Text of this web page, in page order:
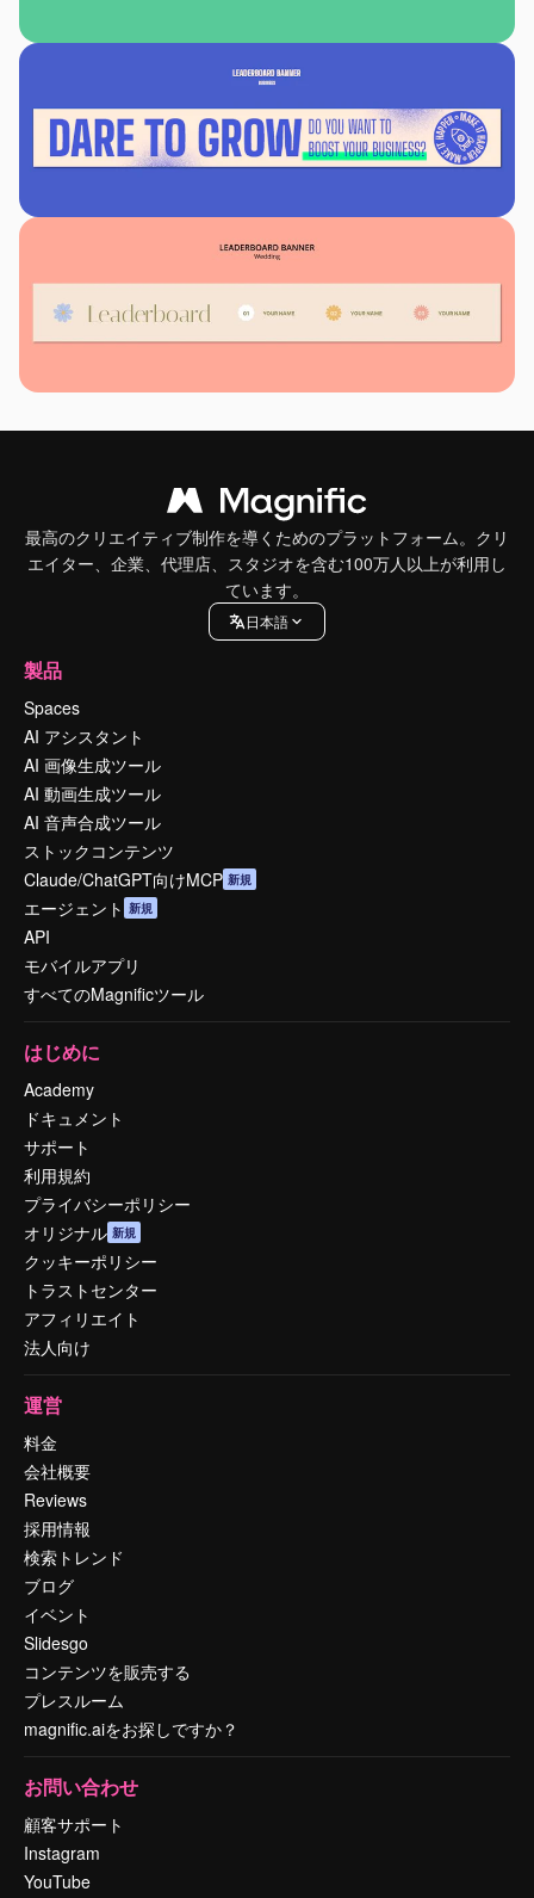
最高のクリエイティブ制作を導くためのプラットフォーム。クリ
エイター、企業、代理店、スタジオを含む100万人以上が利用し
ています。
日本語
製品
Spaces
AI アシスタント
AI 画像生成ツール
AI 動画生成ツール
AI 音声合成ツール
ストックコンテンツ
Claude/ChatGPT向けMCP 新規
エージェント 新規
API
モバイルアプリ
すべてのMagnificツール
はじめに
Academy
ドキュメント
サポート
利用規約
プライバシーポリシー
オリジナル 新規
クッキーポリシー
トラストセンター
アフィリエイト
法人向け
運営
料金
会社概要
Reviews
採用情報
検索トレンド
ブログ
イベント
Slidesgo
コンテンツを販売する
プレスルーム
magnific.aiをお探しですか？
お問い合わせ
顧客サポート
Instagram
YouTube